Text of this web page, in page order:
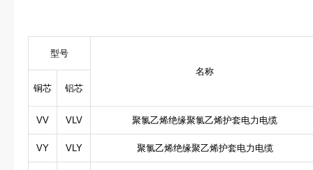
型号
名称
铜芯
铝芯
VV VLV 聚氯乙烯绝缘聚氯乙烯护套电力电缆
VY VLY 聚氯乙烯绝缘聚乙烯护套电力电缆